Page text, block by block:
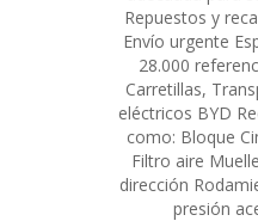
Repuestos y
Envío urgente
28.000
Carretillas,
eléctricos BYD
como: Bloque
Filtro aire
dirección
presión